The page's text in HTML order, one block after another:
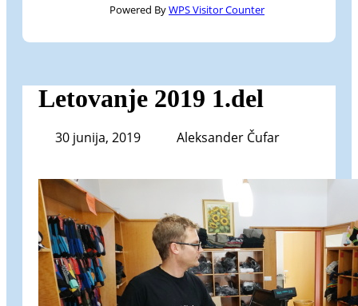
Powered ByWPS Visitor Counter
Letovanje 2019 1.del
30 junija, 2019 Aleksander Čufar